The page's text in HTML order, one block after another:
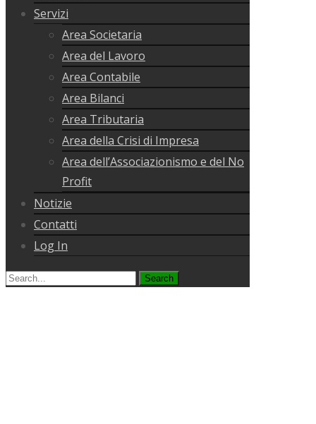
Servizi
Area Societaria
Area del Lavoro
Area Contabile
Area Bilanci
Area Tributaria
Area della Crisi di Impresa
Area dell’Associazionismo e del No
Profit
Notizie
Contatti
Log In
Search